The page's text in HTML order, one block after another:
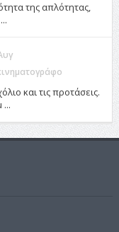
της απλότητας,
και τις προτάσεις.
...